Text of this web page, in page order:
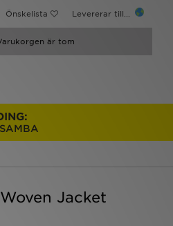
Önskelista Levererar till...
är tom
Jacket